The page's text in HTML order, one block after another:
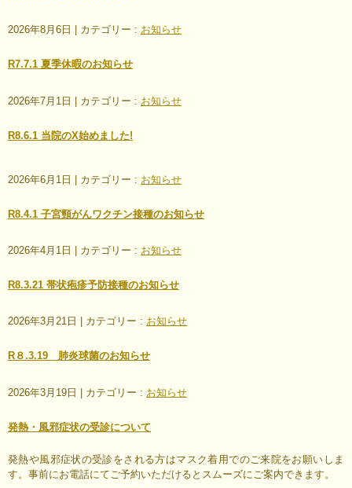
2026年8月6日 カテゴリー : お知らせ
R7.7.1 夏季休暇のお知らせ
2026年7月1日 | カテゴリー : お知らせ
R8.6.1 当院のX始めました!
2026年6月1日 カテゴリー : お知らせ
R8.4.1 子宮頸がんワクチン接種のお知らせ
2026年4月1日 カテゴリー : お知らせ
R8.3.21 帯状疱疹予防接種のお知らせ
2026年3月21日 カテゴリー : お知らせ
R８.3.19 肺炎球菌のお知らせ
2026年3月19日 | カテゴリー : お知らせ
発熱・風邪症状の受診について
発熱や風邪症状の受診をされる方はマスク着用でのご来院をお願いしま
す。事前にお電話にてご予約いただけるとスムーズにご案内できます。